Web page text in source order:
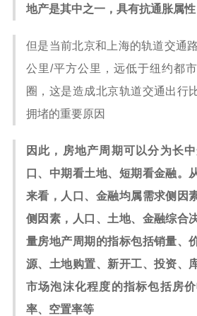
地产是其中之一，具有抗通胀属性
但是当前北京和上海的轨道交通
公里/平方公里，远低于纽约都
圈，这是造成北京轨道交通出行
拥堵的重要原因
因此，房地产周期可以分为长
口、中期看土地、短期看金融。
来看，人口、金融均属需求侧因
侧因素，人口、土地、金融综合
量房地产周期的指标包括销量、
源、土地购置、新开工、投资、
市场泡沫化程度的指标包括房
率、空置率等